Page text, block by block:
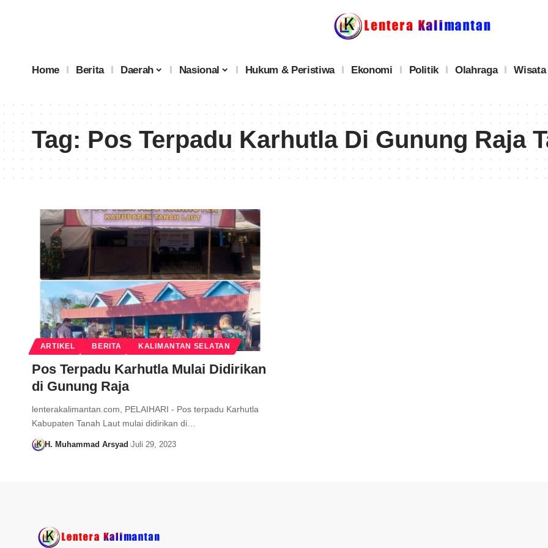
Home Berita Daerah Nasional Hukum & Peristiwa Ekonomi Politik Olahraga Wisata
Tag:Pos Terpadu Karhutla Di Gunung Raja
ARTIKEL BERITA KALIMANTAN SELATAN
Pos Terpadu Karhutla Mulai Didirikan
di Gunung Raja
lenterakalimantan.com, PELAIHARI - Pos terpadu Karhutla
Kabupaten Tanah Laut mulai didirikan di…
H. Muhammad Arsyad Juli 29, 2023